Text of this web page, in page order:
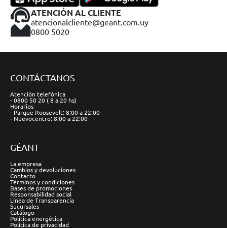
ATENCIÓN AL CLIENTE
atencionalcliente@geant.com.uy
0800 5020
CONTÁCTANOS
Atención telefónica
- 0800 50 20 ( 8 a 20 hs)
Horarios
- Parque Roosevelt: 8:00 a 22:00
- Nuevocentro: 8:00 a 22:00
GÉANT
La empresa
Cambios y devoluciones
Contacto
Términos y condiciones
Bases de promociones
Responsabilidad social
Línea de Transparencia
Sucursales
Catálogo
Política energética
Política de privacidad